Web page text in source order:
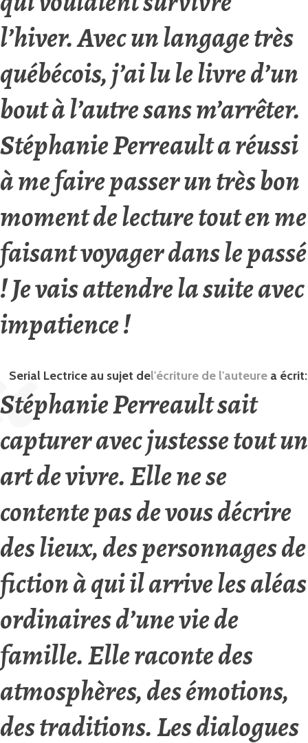
l’hiver. Avec un langage très
québécois, j’ai lu le livre d’un
bout à l’autre sans m’arrêter.
Stéphanie Perreault a réussi
à me faire passer un très bon
moment de lecture tout en me
faisant voyager dans le passé
! Je vais attendre la suite avec
impatience !
Serial Lectrice au sujet del'écriture de l'auteure a écrit:
Stéphanie Perreault sait
capturer avec justesse tout un
art de vivre. Elle ne se
contente pas de vous décrire
des lieux, des personnages de
fiction à qui il arrive les aléas
ordinaires d’une vie de
famille. Elle raconte des
atmosphères, des émotions,
des traditions. Les dialogues